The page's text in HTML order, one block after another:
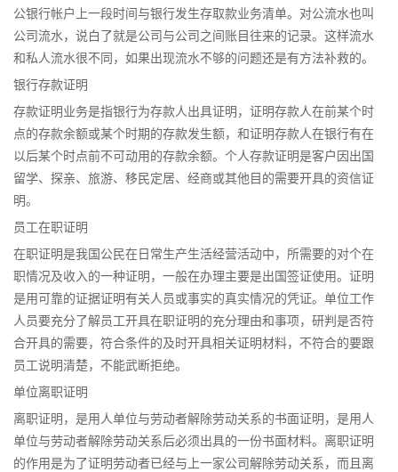
公银行帐户上一段时间与银行发生存取款业务清单。对公流水也叫
公司流水，说白了就是公司与公司之间账目往来的记录。这样流水
和私人流水很不同，如果出现流水不够的问题还是有方法补救的。
银行存款证明
存款证明业务是指银行为存款人出具证明，证明存款人在前某个时
点的存款余额或某个时期的存款发生额，和证明存款人在银行有在
以后某个时点前不可动用的存款余额。个人存款证明是客户因出国
留学、探亲、旅游、移民定居、经商或其他目的需要开具的资信证
明。
员工在职证明
在职证明是我国公民在日常生产生活经营活动中，所需要的对个在
职情况及收入的一种证明，一般在办理主要是出国签证使用。证明
是用可靠的证据证明有关人员或事实的真实情况的凭证。单位工作
人员要充分了解员工开具在职证明的充分理由和事项，研判是否符
合开具的需要，符合条件的及时开具相关证明材料，不符合的要跟
员工说明清楚，不能武断拒绝。
单位离职证明
离职证明，是用人单位与劳动者解除劳动关系的书面证明，是用人
单位与劳动者解除劳动关系后必须出具的一份书面材料。离职证明
的作用是为了证明劳动者已经与上一家公司解除劳动关系，而且离